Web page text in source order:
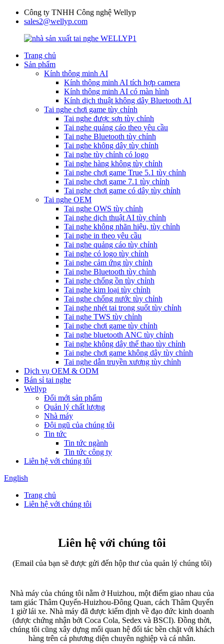
Công ty TNHH Công nghệ Wellyp
sales2@wellyp.com
Trang chủ
Sản phẩm
Kính thông minh AI
Kính thông minh AI tích hợp camera
Kính thông minh AI có màn hình
Kính dịch thuật không dây Bluetooth AI
Tai nghe chơi game tùy chỉnh
Tai nghe được sơn tùy chỉnh
Tai nghe quảng cáo theo yêu cầu
Tai nghe Bluetooth tùy chỉnh
Tai nghe không dây tùy chỉnh
Tai nghe tùy chỉnh có logo
Tai nghe hàng không tùy chỉnh
Tai nghe chơi game True 5.1 tùy chỉnh
Tai nghe chơi game 7.1 tùy chỉnh
Tai nghe chơi game có dây tùy chỉnh
Tai nghe OEM
Tai nghe OWS tùy chỉnh
Tai nghe dịch thuật AI tùy chỉnh
Tai nghe không nhãn hiệu, tùy chỉnh
Tai nghe in theo yêu cầu
Tai nghe quảng cáo tùy chỉnh
Tai nghe có logo tùy chỉnh
Tai nghe cảm ứng tùy chỉnh
Tai nghe Bluetooth tùy chỉnh
Tai nghe chống ồn tùy chỉnh
Tai nghe kim loại tùy chỉnh
Tai nghe chống nước tùy chỉnh
Tai nghe nhét tai trong suốt tùy chỉnh
Tai nghe TWS tùy chỉnh
Tai nghe chơi game tùy chỉnh
Tai nghe bluetooth ANC tùy chỉnh
Tai nghe không dây thể thao tùy chỉnh
Tai nghe chơi game không dây tùy chỉnh
Tai nghe dẫn truyền xương tùy chỉnh
Dịch vụ OEM & ODM
Bán sỉ tai nghe
Wellyp
Đổi mới sản phẩm
Quản lý chất lượng
Nhà máy
Đội ngũ của chúng tôi
Tin tức
Tin tức ngành
Tin tức công ty
Liên hệ với chúng tôi
English
Trang chủ
Liên hệ với chúng tôi
Liên hệ với chúng tôi
(Email của bạn sẽ được gửi đến hộp thư của quản lý chúng tôi)
Nhà máy của chúng tôi nằm ở Huizhou, một điểm giao nhau của
tam giác Thâm Quyến-Huizhou-Đông Quan, cách Thâm Quyến
1 giờ lái xe. Nhà máy đã được kiểm định về đạo đức kinh doanh
(được chứng nhận bởi Coca Cola, Sedex và BSCI). Đồng thời,
chúng tôi cũng xây dựng mối quan hệ đối tác bền chặt với khách
hàng trên cả phương diện chuyên nghiệp và cá nhân.